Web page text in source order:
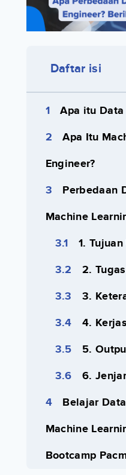
Daftar isi
Apa itu Data
Apa Itu
Engineer?
Perbedaan
Machine
1.
2.
3.
4.
5.
6.
Belajar
Machine
Bootcamp